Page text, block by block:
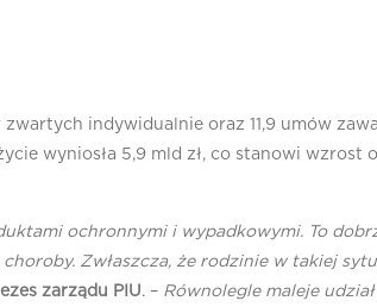
indywidualnie oraz 11,9 umów
wyniosła 5,9 mld zł, co stanowi wzrost
ochronnymi i wypadkowymi. To
Zwłaszcza, że rodzinie w takiej
zarządu PIU. – Równolegle maleje